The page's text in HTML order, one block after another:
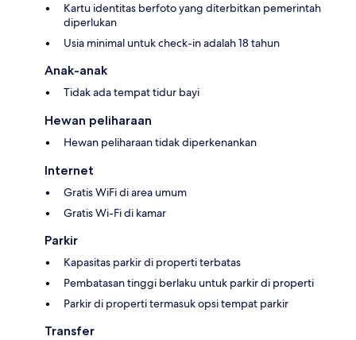
Kartu identitas berfoto yang diterbitkan pemerintah
diperlukan
Usia minimal untuk check-in adalah 18 tahun
Anak-anak
Tidak ada tempat tidur bayi
Hewan peliharaan
Hewan peliharaan tidak diperkenankan
Internet
Gratis WiFi di area umum
Gratis Wi-Fi di kamar
Parkir
Kapasitas parkir di properti terbatas
Pembatasan tinggi berlaku untuk parkir di properti
Parkir di properti termasuk opsi tempat parkir
Transfer